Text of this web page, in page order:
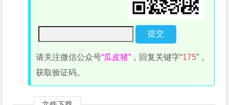
请关注微信公众号“瓜皮猪” ，回复关键字“175”，
获取验证码。